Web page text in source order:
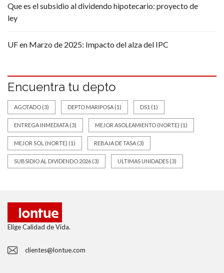
Que es el subsidio al dividendo hipotecario: proyecto de
ley
UF en Marzo de 2025: Impacto del alza del IPC
Encuentra tu depto
AGOTADO (3) DEPTO MARIPOSA (1) DS1 (1)
ENTREGA INMEDIATA (3) MEJOR ASOLEAMIENTO (NORTE) (1)
MEJOR SOL (NORTE) (1) REBAJA DE TASA (3)
SUBSIDIO AL DIVIDENDO 2026 (3) ULTIMAS UNIDADES (3)
Elige Calidad de Vida.
clientes@lontue.com